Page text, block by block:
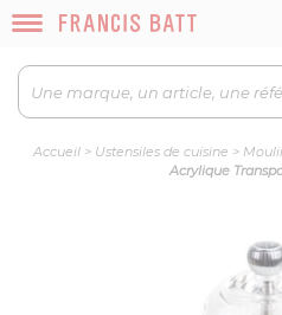
Accueil > Ustensiles de cuisine >
Acrylique